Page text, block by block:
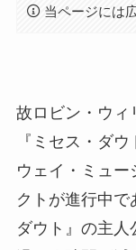
当ページには
故ロビン・ウィ
『ミセス・ダ
ウェイ・ミュー
クトが進行中で
ダウト』の主人